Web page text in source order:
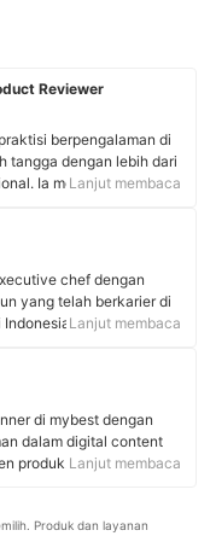
Reviewer
berpengalaman di
tangga dengan lebih dari
Ia mengawali karier
Awan memiliki
fitur, teknologi, dan
Kini, ia juga aktif
& trik penggunaan,
rumah tangga melalui
akun TikTok
elektronik rumah
Lanjut membaca
chef dengan
yang telah berkarier di
dan Amerika
Jakarta, JW Marriott
Seasons Hotel Jakarta,
Melalui akun
140.000 follower di
tutorial memasak yang
berkomitmen
Lanjut membaca
di mybest dengan
dalam digital content
produk. Memulai karier
berkolaborasi dengan
Lanjut membaca
Produk dan layanan